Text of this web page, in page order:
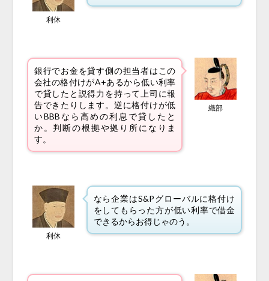
利休
銀行でお金を貸す側の担当者はこの
会社の格付けがA+あるから低い利率
で貸したと説得力を持って上司に報
告できたりします。逆に格付けが低
いBBBなら高めの利息で貸したと
か。判断の根拠や拠り所になりま
す。
織部
利休
なら企業はS&Pグローバルに格付け
をしてもらった方が低い利率で借金
できるからお得じゃのう。